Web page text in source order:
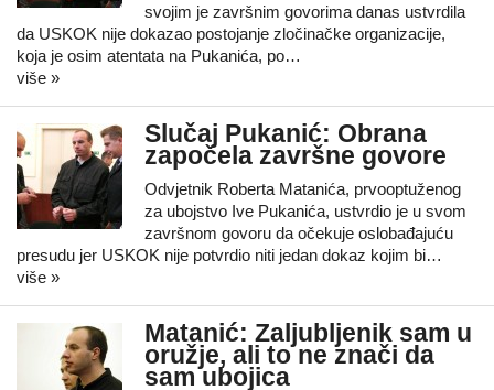
svojim je završnim govorima danas ustvrdila
da USKOK nije dokazao postojanje zločinačke organizacije,
koja je osim atentata na Pukanića, po…
više »
Slučaj Pukanić: Obrana
započela završne govore
Odvjetnik Roberta Matanića, prvooptuženog
za ubojstvo Ive Pukanića, ustvrdio je u svom
završnom govoru da očekuje oslobađajuću
presudu jer USKOK nije potvrdio niti jedan dokaz kojim bi…
više »
Matanić: Zaljubljenik sam u
oružje, ali to ne znači da
sam ubojica